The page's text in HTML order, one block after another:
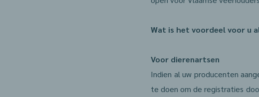
Wat is het voordeel voor u
Voor dierenartsen
Indien al uw producenten
te doen om de registraties